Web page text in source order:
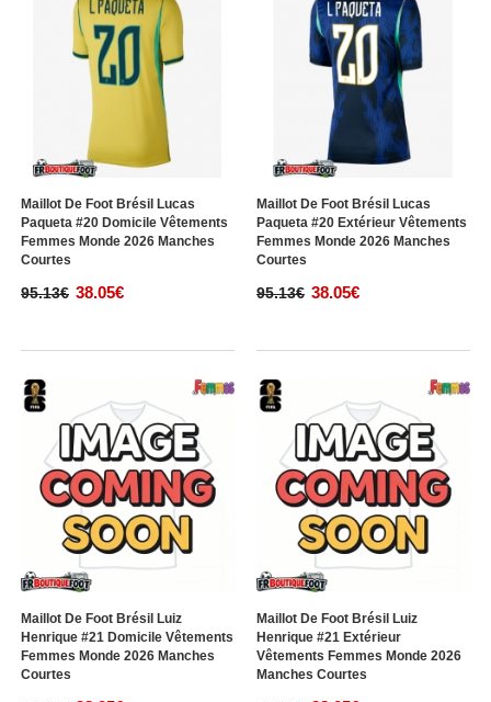
Maillot De Foot Brésil Lucas
Paqueta #20 Domicile Vêtements
Femmes Monde 2026 Manches
Courtes
95.13€ 38.05€
Maillot De Foot Brésil Lucas
Paqueta #20 Extérieur Vêtements
Femmes Monde 2026 Manches
Courtes
95.13€ 38.05€
Maillot De Foot Brésil Luiz
Henrique #21 Domicile Vêtements
Femmes Monde 2026 Manches
Courtes
Maillot De Foot Brésil Luiz
Henrique #21 Extérieur
Vêtements Femmes Monde 2026
Manches Courtes